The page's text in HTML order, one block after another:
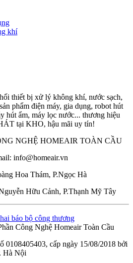
khí
thiết bị xử lý không khí, nước sạch,
phẩm điện máy, gia dụng, robot hút
hút ẩm, máy lọc nước... thương hiệu
tại KHO, hậu mãi uy tín!
NGHỆ HOMEAIR TOÀN CẦU
info@homeair.vn
Hoa Thám, P.Ngọc Hà
Hữu Cảnh, P.Thạnh Mỹ Tây
Công Nghệ Homeair Toàn Cầu
cấp ngày 15/08/2018 bởi
Hà Nội